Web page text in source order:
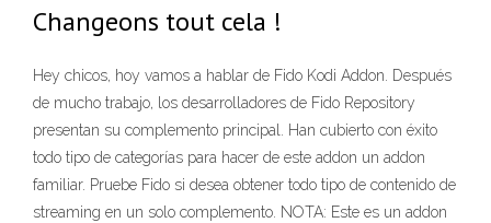
Changeons tout cela !
Hey chicos, hoy vamos a hablar de Fido Kodi Addon. Después
de mucho trabajo, los desarrolladores de Fido Repository
presentan su complemento principal. Han cubierto con éxito
todo tipo de categorías para hacer de este addon un addon
familiar. Pruebe Fido si desea obtener todo tipo de contenido de
streaming en un solo complemento. NOTA: Este es un addon